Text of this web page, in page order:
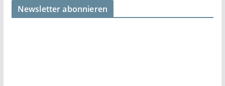
Newsletter abonnieren